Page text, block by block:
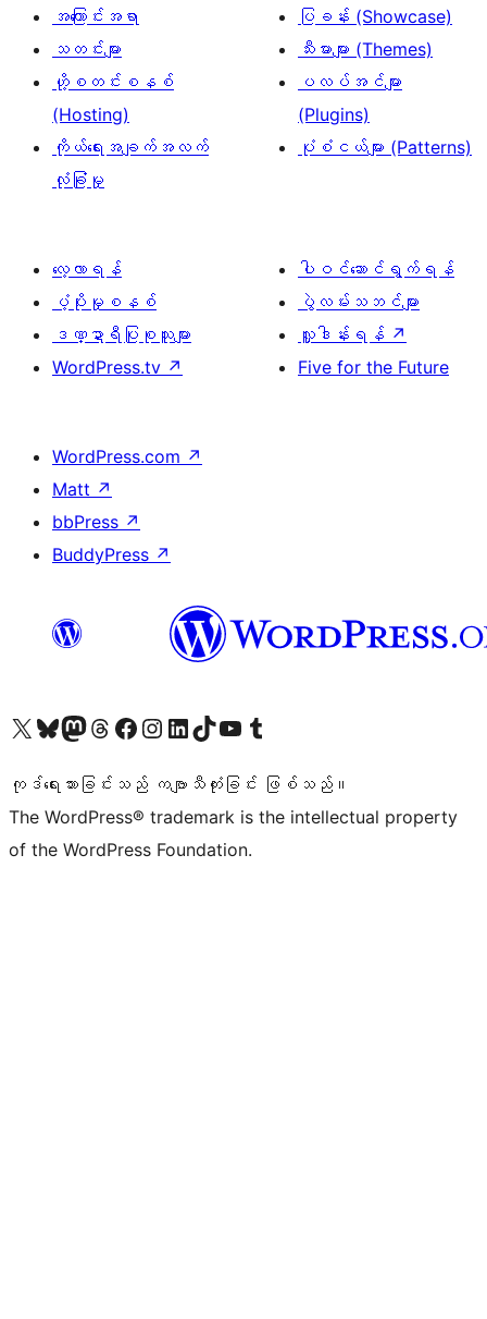
အကြောင်းအရာ
သတင်းများ
ဟို့စတင်းစနစ်
(Hosting)
ကိုယ်ရေးအချက်အလက်
လုံခြုံမှု
ပြခန်း (Showcase)
သီးမားများ (Themes)
ပလပ်အင်များ
(Plugins)
ပုံစံငယ်များ (Patterns)
လေ့လာရန်
ပံ့ပိုးမှုစနစ်
ဒဏ္ဍာရီပြုစုသူများ
WordPress.tv ↗
ပါဝင်ဆောင်ရွက်ရန်
ပွဲလမ်းသဘင်များ
လှူဒါန်းရန် ↗
Five for the Future
WordPress.com ↗
Matt ↗
bbPress ↗
BuddyPress ↗
ကျွန်ုပ်တို့၏ X (ယခင် Twitter) အကောင့်သို့ သွားရောက်ကြည့်ရှုပါကျွန်ုပ်တို့၏ Bluesky အကောင့်သို့ ဝင်ရောက်ကြည့်ရှုရန်
ကျွန်ုပ်တို့၏ Mastodon အကောင့်သို့ သွားရောက်ကြည့်ရှုပါကျွန်ုပ်တို့၏ Threads အကောင့်သို့ ဝင်ရောက်ကြည့်ရှုရန်
ကျွန်ုပ်တို့၏ Facebook စာမျက်နှာသို့ သွားရောက်ကြည့်ရှုပါကျွန်ုပ်တို့၏ Instagram အကောင့်သို့ သွားရောက်ကြည့်ရှုပါ ကျွန်ုပ်တို့၏ LinkedIn အကောင့်သို့ သွားရောက်ကြည့်ရှုပါကျွန်ုပ်တို့၏ TikTok အကောင့်သို့ ဝင်ရောက်ကြည့်ရှုရန်
ကျွန်ုပ်တို့၏ YouTube ချန်နယ်သို့ သွားရောက်ကြည့်ရှုပါ ကျွန်ုပ်တို့၏ Tumblr အကောင့်သို့ ဝင်ရောက်ကြည့်ရှုရန်
ကုဒ်ရေးသားခြင်းသည် ကဗျာသီကုံးခြင်း ဖြစ်သည်။
The WordPress® trademark is the intellectual property
of the WordPress Foundation.